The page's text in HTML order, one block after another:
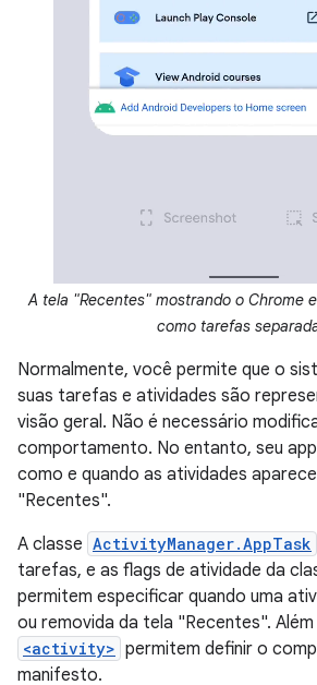
A tela "Recentes" mostrando o Chrome
como tarefas
Normalmente, você permite que o
suas tarefas e atividades são
visão geral. Não é necessário
comportamento. No entanto, seu
como e quando as atividades
"Recentes".
A classe ActivityManager.AppTask
tarefas, e as flags de atividade da
permitem especificar quando uma
ou removida da tela "Recentes".
<activity> permitem definir o
manifesto.